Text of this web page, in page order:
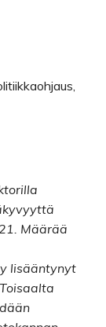
Määrää
lisääntynyt